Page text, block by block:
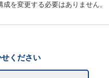
を変更する必要はありません。
ください